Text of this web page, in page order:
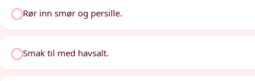
Rør inn smør og persille.
Smak til med havsalt.